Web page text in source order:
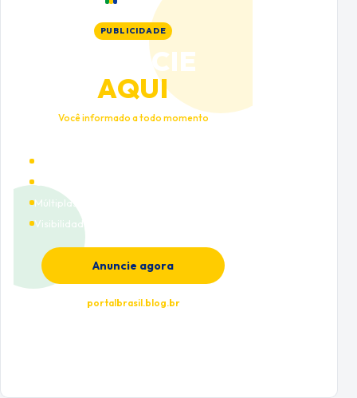
PUBLICIDADE
ANUNCIE
AQUI
Você informado a todo momento
Múltiplas categorias
Visibilidade premium
Anuncie agora
portalbrasil.blog.br